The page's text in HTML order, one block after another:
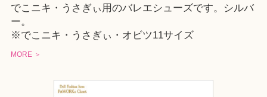
でこニキ・うさぎぃ用のバレエシューズです。シルバ
ー。
※でこニキ・うさぎぃ・オビツ11サイズ
MORE ＞